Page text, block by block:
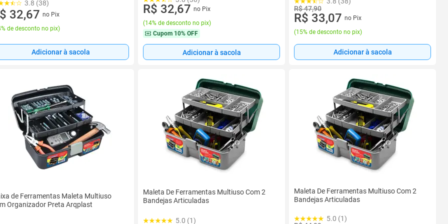
3.8 (38)
32,67 no Pix
de desconto no pix)
Adicionar à sacola
R$ 32,67 no Pix
(14% de desconto no pix)
Cupom 10% OFF
Adicionar à sacola
R$ 47,90
R$ 33,07 no Pix
(15% de desconto no pix)
Adicionar à sacola
de Ferramentas Maleta Multiuso
Organizador Preta Arqplast
Maleta De Ferramentas Multiuso Com 2
Bandejas Articuladas
5.0 (1)
Maleta De Ferramentas Multiuso Com 2
Bandejas Articuladas
5.0 (1)